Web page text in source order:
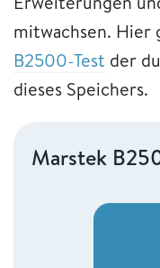
mitwachsen. Hier
B2500-Test der
dieses Speichers.
Marstek